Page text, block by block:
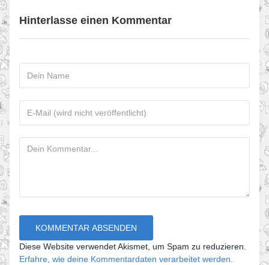
Hinterlasse einen Kommentar
Diese Website verwendet Akismet, um Spam zu reduzieren.
Erfahre, wie deine Kommentardaten verarbeitet werden.